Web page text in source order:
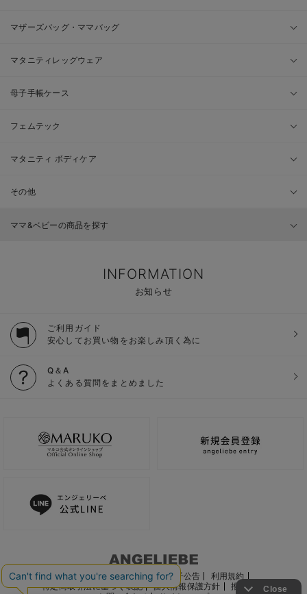
マザーズバッグ・ママバッグ
マタニティレッグウェア
母子手帳ケース
フェムテック
マタニティ ボディケア
その他
ママ&ベビーの商品を探す
INFORMATION
お知らせ
ご利用ガイド
安心してお買い物をお楽しみ頂く為に
Q＆A
よくある質問をまとめました
ご利用ガイド 会社概要 電子公告
利用規約
特定商取引法に基づく表記
個人情報保護方針
推奨環境